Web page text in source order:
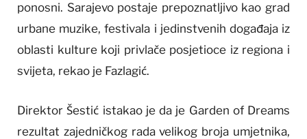
ponosni. Sarajevo postaje prepoznatljivo kao grad
urbane muzike, festivala i jedinstvenih događaja iz
oblasti kulture koji privlače posjetioce iz regiona i
svijeta, rekao je Fazlagić.
Direktor Šestić istakao je da je Garden of Dreams
rezultat zajedničkog rada velikog broja umjetnika,